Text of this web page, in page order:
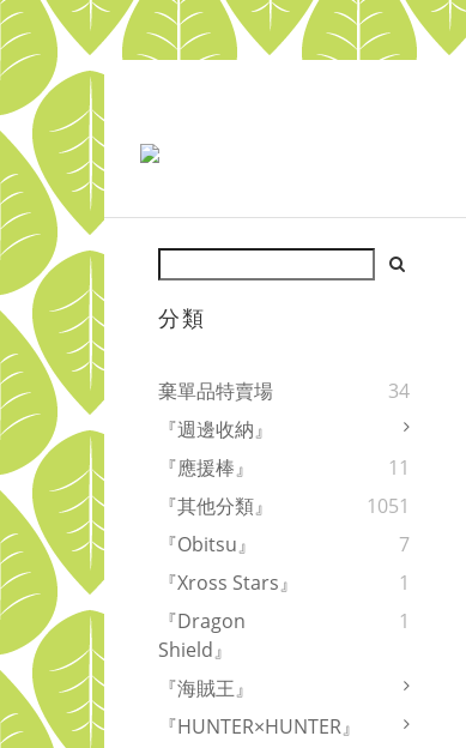
分類
棄單品特賣場
34
『週邊收納』
『應援棒』
11
『其他分類』
1051
『Obitsu』
7
『Xross Stars』
1
『Dragon
Shield』
1
『海賊王』
『HUNTER×HUNTER』